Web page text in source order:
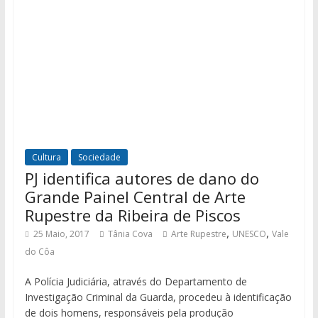
Cultura Sociedade
PJ identifica autores de dano do
Grande Painel Central de Arte
Rupestre da Ribeira de Piscos
25 Maio, 2017 Tânia Cova Arte Rupestre, UNESCO, Vale
do Côa
A Polícia Judiciária, através do Departamento de
Investigação Criminal da Guarda, procedeu à identificação
de dois homens, responsáveis pela produção